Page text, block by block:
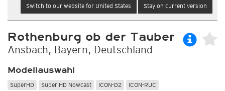
Switch to our website for United States Stay on current version
Rothenburg ob der Tauber
Ansbach, Bayern, Deutschland
Modellauswahl
SuperHD Super HD Nowcast ICON-D2
ICON-RUC